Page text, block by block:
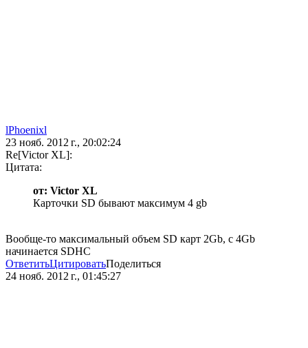
lPhoenixl
23 нояб. 2012 г., 20:02:24
Re[Victor XL]:
Цитата:
от: Victor XL
Карточки SD бывают максимум 4 gb
Вообще-то максимальный объем SD карт 2Gb, с 4Gb
начинаeтся SDHC
ОтветитьЦитироватьПоделиться
24 нояб. 2012 г., 01:45:27